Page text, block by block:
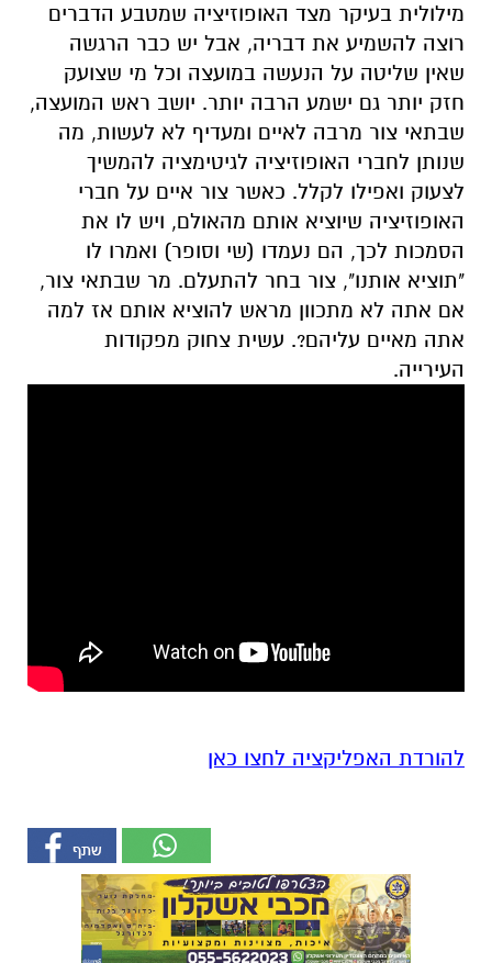
מילולית בעיקר מצד האופוזיציה שמטבע הדברים
רוצה להשמיע את דבריה, אבל יש כבר הרגשה
שאין שליטה על הנעשה במועצה וכל מי שצועק
חזק יותר גם ישמע הרבה יותר. יושב ראש המועצה,
שבתאי צור מרבה לאיים ומעדיף לא לעשות, מה
שנותן לחברי האופוזיציה לגיטימציה להמשיך
לצעוק ואפילו לקלל. כאשר צור איים על חברי
האופוזיציה שיוציא אותם מהאולם, ויש לו את
הסמכות לכך, הם נעמדו (שי וסופר) ואמרו לו
"תוציא אותנו", צור בחר להתעלם. מר שבתאי צור,
אם אתה לא מתכוון מראש להוציא אותם אז למה
אתה מאיים עליהם?. עשית צחוק מפקודות
העירייה.
להורדת האפליקציה לחצו כאן